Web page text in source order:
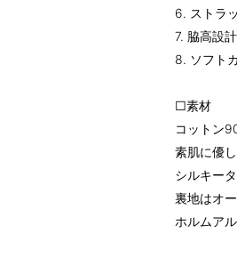
6. ストラ
7. 脇高設
8. ソフト
□素材
コットン
素肌に優
シルキー
裏地はオ
ホルムア